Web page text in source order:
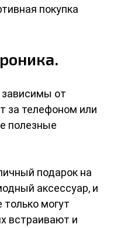
покупка
от
за телефоном или
полезные
подарок на
аксессуар, и
могут
встраивают и